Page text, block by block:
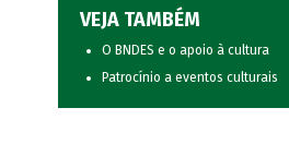
VEJA TAMBÉM
O BNDES e o apoio à cultura
Patrocínio a eventos culturais